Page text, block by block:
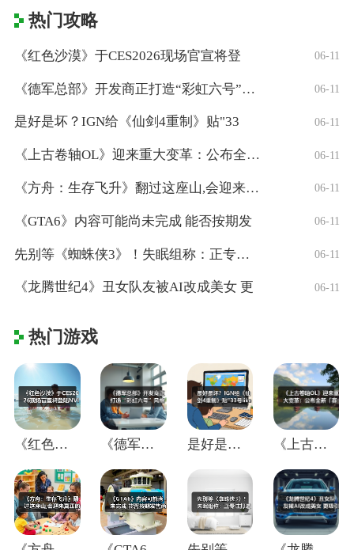
热门攻略
《红色沙漠》于CES2026现场官宣将登 06-11
《德军总部》开发商正打造“彩虹六号”风格 06-11
是好是坏？IGN给《仙剑4重制》贴"33 06-11
《上古卷轴OL》迎来重大变革：公布全新「 06-11
《方舟：生存飞升》翻过这座山,会迎来真正 06-11
《GTA6》内容可能尚未完成 能否按期发 06-11
先别等《蜘蛛侠3》！失眠组称：正专注打造 06-11
《龙腾世纪4》丑女队友被AI改成美女 更 06-11
热门游戏
《红色沙漠》于CES2026现场官宣将登 《德军总部》开发商正打造“彩虹六号”风格 是好是坏？IGN给《仙剑4重制》贴"33 《上古卷轴OL》迎来重大变革：公布全新「